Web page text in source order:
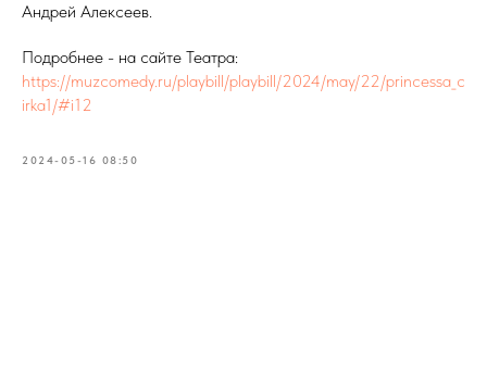
Андрей Алексеев.
Подробнее - на сайте Театра:
https://muzcomedy.ru/playbill/playbill/2024/may/22/princessa_c
irka1/#i12
2024-05-16 08:50